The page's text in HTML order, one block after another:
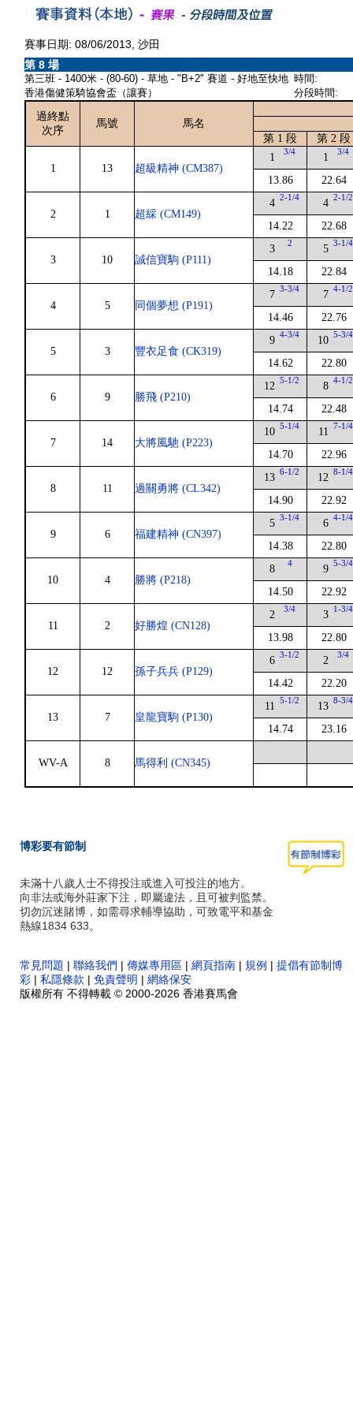
賽事日期: 08/06/2013, 沙田
第 8 場
第三班 - 1400米 - (80-60) - 草地 - "B+2" 賽道 - 好地至快地
香港傷健策騎協會盃（讓賽）
時間:
分段時間:
過終點
次序
馬號
馬名
第 1 段
第 2 段
1 13 超級精神 (CM387)
1 3/4
13.86
1 3/4
22.64
2 1 超綵 (CM149)
4 2-1/4
14.22
4 2-1/2
22.68
3 10 誠信寶駒 (P111)
3 2
14.18
5 3-1/4
22.84
4 5 同個夢想 (P191)
7 3-3/4
14.46
7 4-1/2
22.76
5 3 豐衣足食 (CK319)
9 4-3/4
14.62
10 5-3/4
22.80
6 9 勝飛 (P210)
12 5-1/2
14.74
8 4-1/2
22.48
7 14 大將風馳 (P223)
10 5-1/4
14.70
11 7-1/4
22.96
8 11 過關勇將 (CL342)
13 6-1/2
14.90
12 8-1/4
22.92
9 6 福建精神 (CN397)
5 3-1/4
14.38
6 4-1/4
22.80
10 4 勝將 (P218)
8 4
14.50
9 5-3/4
22.92
11 2 好勝煌 (CN128)
2 3/4
13.98
3 1-3/4
22.80
12 12 孫子兵兵 (P129)
6 3-1/2
14.42
2 3/4
22.20
13 7 皇龍寶駒 (P130)
11 5-1/2
14.74
13 8-3/4
23.16
WV-A 8 馬得利 (CN345)
博彩要有節制
未滿十八歲人士不得投注或進入可投注的地方。
向非法或海外莊家下注，即屬違法，且可被判監禁。
切勿沉迷賭博，如需尋求輔導協助，可致電平和基金
熱線1834 633。
常見問題 | 聯絡我們 | 傳媒專用區 | 網頁指南 | 規例 | 提倡有節制博
彩 | 私隱條款 | 免責聲明 | 網絡保安
版權所有 不得轉載 © 2000-2026 香港賽馬會